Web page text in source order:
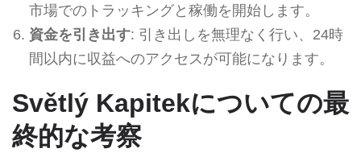
市場でのトラッキングと稼働を開始します。
資金を引き出す: 引き出しを無理なく行い、24時
間以内に収益へのアクセスが可能になります。
Světlý Kapitekについての最
終的な考察